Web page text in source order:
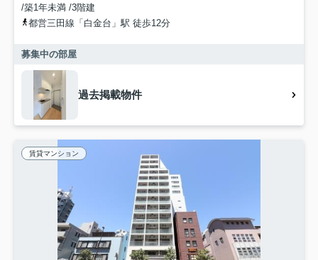
/築1年未満 /3階建
都営三田線「白金台」駅 徒歩12分
募集中の部屋
過去掲載物件
賃貸マンション